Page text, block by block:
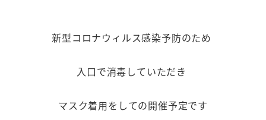
新型コロナウィルス感染予防のため
入口で消毒していただき
マスク着用をしての開催予定です